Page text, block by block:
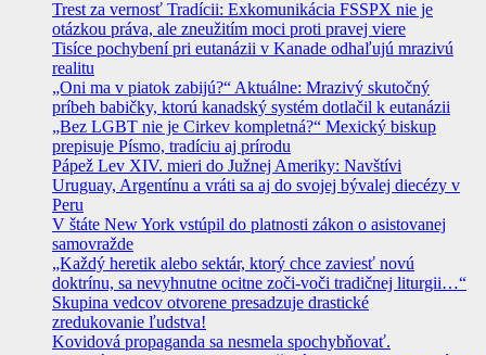
Trest za vernosť Tradícii: Exkomunikácia FSSPX nie je
otázkou práva, ale zneužitím moci proti pravej viere
Tisíce pochybení pri eutanázii v Kanade odhaľujú mrazivú
realitu
„Oni ma v piatok zabijú?“ Aktuálne: Mrazivý skutočný
príbeh babičky, ktorú kanadský systém dotlačil k eutanázii
„Bez LGBT nie je Cirkev kompletná?“ Mexický biskup
prepisuje Písmo, tradíciu aj prírodu
Pápež Lev XIV. mieri do Južnej Ameriky: Navštívi
Uruguay, Argentínu a vráti sa aj do svojej bývalej diecézy v
Peru
V štáte New York vstúpil do platnosti zákon o asistovanej
samovražde
„Každý heretik alebo sektár, ktorý chce zaviesť novú
doktrínu, sa nevyhnutne ocitne zoči-voči tradičnej liturgii…“
Skupina vedcov otvorene presadzuje drastické
zredukovanie ľudstva!
Kovidová propaganda sa nesmela spochybňovať.